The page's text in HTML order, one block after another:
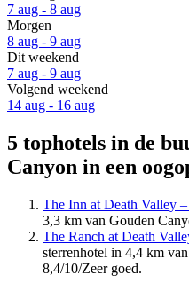
7 aug - 8 aug
Morgen
8 aug - 9 aug
Dit weekend
7 aug - 9 aug
Volgend weekend
14 aug - 16 aug
5 tophotels in de
Canyon in een
The Inn at Death Valley
3,3 km van Gouden
The Ranch at Death
sterrenhotel in 4,4 km
8,4/10/Zeer goed.